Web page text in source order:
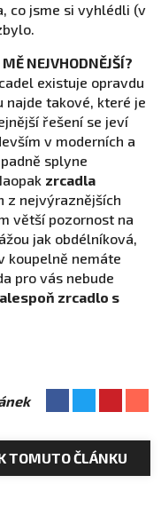
co jsme si vyhlédli (v
NEJVHODNĚJŠÍ?
existuje opravdu
najde takové, které je
řešení se jeví
v moderních a
splyne
zrcadla
z nejvýraznějších
větší pozornost na
jak obdélníková,
koupelně nemáte
pro vás nebude
zrcadlo s
TOMUTO ČLÁNKU